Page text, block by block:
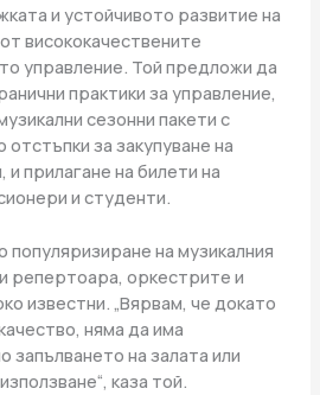
и устойчивото развитие на
висококачествените
управление. Той предложи да
практики за управление,
сезонни пакети с
за закупуване на
прилагане на билети на
и студенти.
популяризиране на музикалния
репертоара, оркестрите и
известни. „Вярвам, че докато
няма да има
запълването на залата или
каза той.